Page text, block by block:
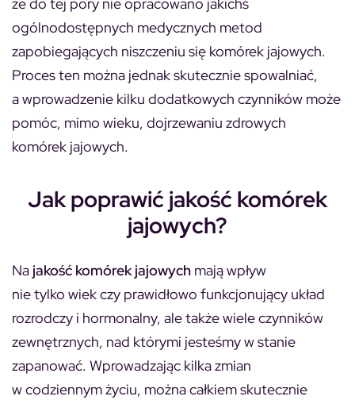
ogólnodostępnych medycznych metod
zapobiegających niszczeniu się komórek jajowych.
Proces ten można jednak skutecznie spowalniać,
a wprowadzenie kilku dodatkowych czynników może
pomóc, mimo wieku, dojrzewaniu zdrowych
komórek jajowych.
Jak poprawić jakość komórek
jajowych?
Na jakość komórek jajowych mają wpływ
nie tylko wiek czy prawidłowo funkcjonujący układ
rozrodczy i hormonalny, ale także wiele czynników
zewnętrznych, nad którymi jesteśmy w stanie
zapanować. Wprowadzając kilka zmian
w codziennym życiu, można całkiem skutecznie